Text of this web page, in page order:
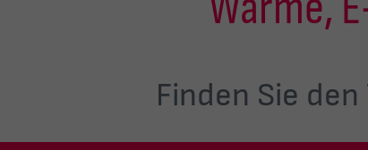
Finden Sie